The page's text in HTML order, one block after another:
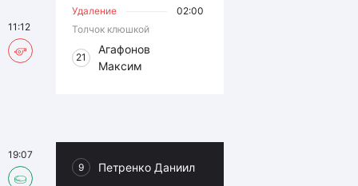
Удаление
02:00
Толчок клюшкой
21
Агафонов
Максим
11:12
9 Петренко Даниил
19:07